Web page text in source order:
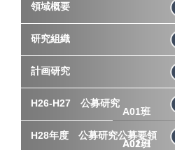
領域概要
研究組織
計画研究
A01班
A02班
H26-H27 公募研究
A01-Ⅰ
H28年度 公募研究公募要領